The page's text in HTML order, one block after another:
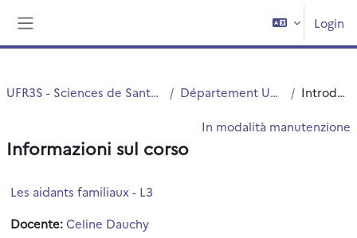
Login
UFR3S - Sciences de Santé et du Sport Département UFR3S - ILIS Introduzione
In modalità manutenzione
Informazioni sul corso
Les aidants familiaux - L3
Docente:Celine Dauchy